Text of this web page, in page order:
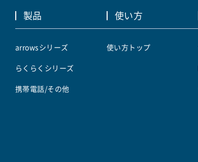
製品
arrowsシリーズ
らくらくシリーズ
携帯電話/その他
使い方
使い方トップ